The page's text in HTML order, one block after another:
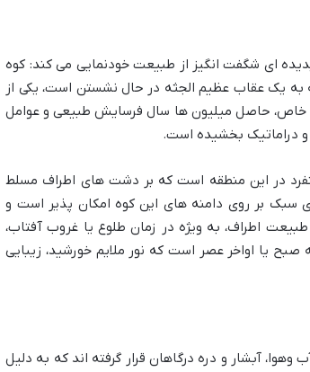
پدیده ای شگفت انگیز از طبیعت خودنمایی می کند: کوه
یک عقاب عظیم الجثه در حال نشستن است، یکی از
حاصل میلیون ها سال فرسایش طبیعی و عوامل
و دراماتیک بخشیده است.
سطح دریا، تنها قله منفرد در این منطقه است که بر دشت های اطراف مسلط
سبک بر روی دامنه های این کوه امکان پذیر است و
اطراف، به ویژه در زمان طلوع یا غروب آفتاب،
صبح یا اواخر عصر است که نور ملایم خورشید، زیبایی
آبشار و دره درگاهان قرار گرفته اند که به دلیل